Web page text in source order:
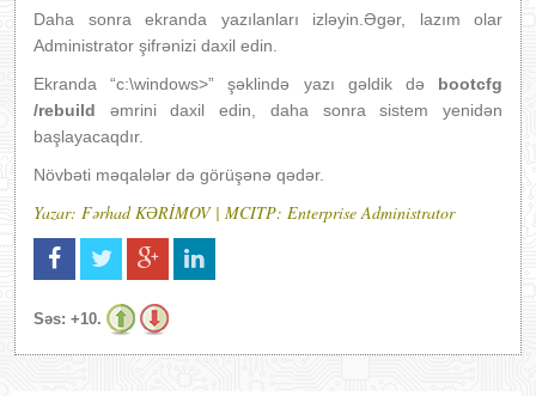
Daha sonra ekranda yazılanları izləyin.Əgər, lazım olar
Administrator şifrənizi daxil edin.
Ekranda “c:\windows>” şəklində yazı gəldik də bootcfg
/rebuild əmrini daxil edin, daha sonra sistem yenidən
başlayacaqdır.
Növbəti məqalələr də görüşənə qədər.
Yazar: Fərhad KƏRİMOV | MCITP: Enterprise Administrator
Səs: +10.